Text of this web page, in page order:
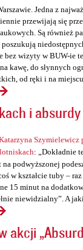
Jedna z
przewijają się
Są również
poszukują
bez wizyty w BUW-ie
kawę, do słynnych
od ręki i na
i
Szymielewicz
: „Dokładnie
podwyższonej
w kształcie tuby –
15 minut na
niewidzialny”. A
akcji